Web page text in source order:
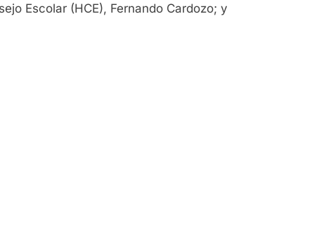
Escolar (HCE), Fernando Cardozo; y